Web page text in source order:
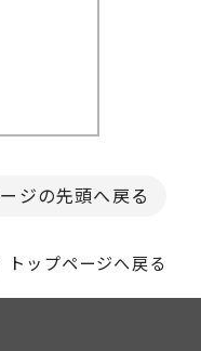
ジの先頭へ戻る
トップページへ戻る